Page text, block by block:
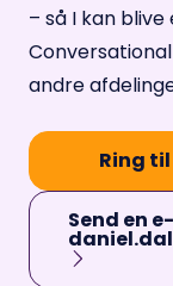
– så I kan
andre
Ring til
Send en